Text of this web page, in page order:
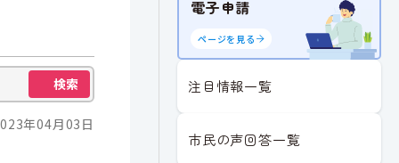
検索
年04月03日
電子申請
ページを見る
注目情報一覧
市民の声回答一覧